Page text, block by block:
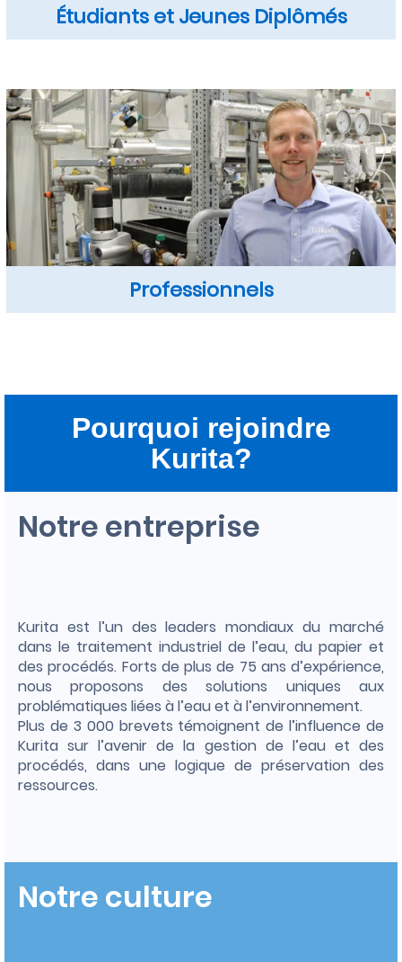
Étudiants et Jeunes Diplômés
Professionnels
Pourquoi rejoindre
Kurita?
Notre entreprise
Kurita est l’un des leaders mondiaux du marché
dans le traitement industriel de l’eau, du papier et
des procédés. Forts de plus de 75 ans d’expérience,
nous proposons des solutions uniques aux
problématiques liées à l’eau et à l’environnement.
Plus de 3 000 brevets témoignent de l’influence de
Kurita sur l’avenir de la gestion de l’eau et des
procédés, dans une logique de préservation des
ressources.
Notre culture